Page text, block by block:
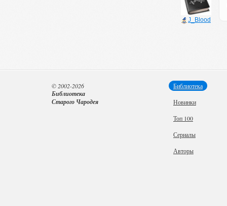
J_Blood
Библиотека
Новинки
Топ 100
Сериалы
Авторы
© 2002-2026
Библиотека
Старого Чародея